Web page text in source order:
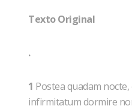
Texto Original
.
1 Postea quadam
infirmitatum dormire